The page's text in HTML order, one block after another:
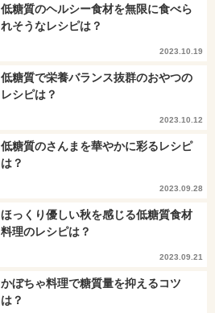
低糖質のヘルシー食材を無限に食べら
れそうなレシピは？
2023.10.19
低糖質で栄養バランス抜群のおやつの
レシピは？
2023.10.12
低糖質のさんまを華やかに彩るレシピ
は？
2023.09.28
ほっくり優しい秋を感じる低糖質食材
料理のレシピは？
2023.09.21
かぼちゃ料理で糖質量を抑えるコツ
は？